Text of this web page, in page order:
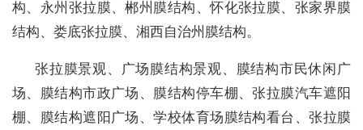
构、永州张拉膜、郴州膜结构、怀化张拉膜、张家界膜
结构、娄底张拉膜、湘西自治州膜结构。
张拉膜景观、广场膜结构景观、膜结构市民休闲广
场、膜结构市政广场、膜结构停车棚、张拉膜汽车遮阳
棚、膜结构遮阳广场、学校体育场膜结构看台、张拉膜